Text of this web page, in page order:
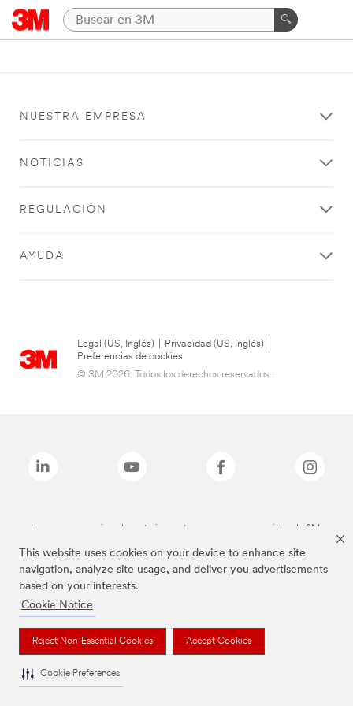
This website uses cookies on your device to enhance site
navigation, analyze site usage, and deliver you advertisements
based on your interests.
Cookie Notice
Reject Non-Essential Cookies Accept Cookies
Cookie Preferences
NUESTRA EMPRESA
NOTICIAS
REGULACIÓN
AYUDA
Legal (US, Inglés) Privacidad (US, Inglés)
Preferencias de cookies
© 3M 2026. Todos los derechos reservados..
Las marcas mencionadas anteriormente son marcas comerciales de 3M.